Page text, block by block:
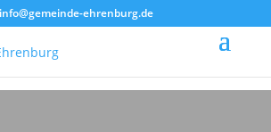
info@gemeinde-ehrenburg.de